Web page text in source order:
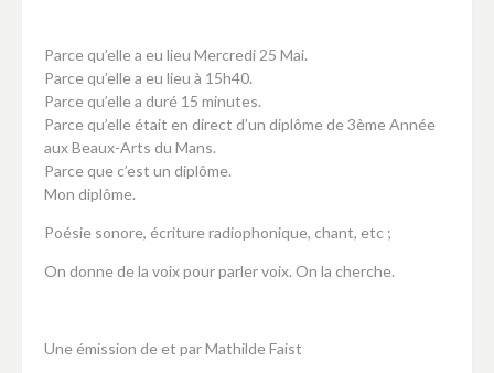
Parce qu’elle a eu lieu Mercredi 25 Mai.
Parce qu’elle a eu lieu à 15h40.
Parce qu’elle a duré 15 minutes.
Parce qu’elle était en direct d’un diplôme de 3ème Année
aux Beaux-Arts du Mans.
Parce que c’est un diplôme.
Mon diplôme.
Poésie sonore, écriture radiophonique, chant, etc ;
On donne de la voix pour parler voix. On la cherche.
Une émission de et par Mathilde Faist